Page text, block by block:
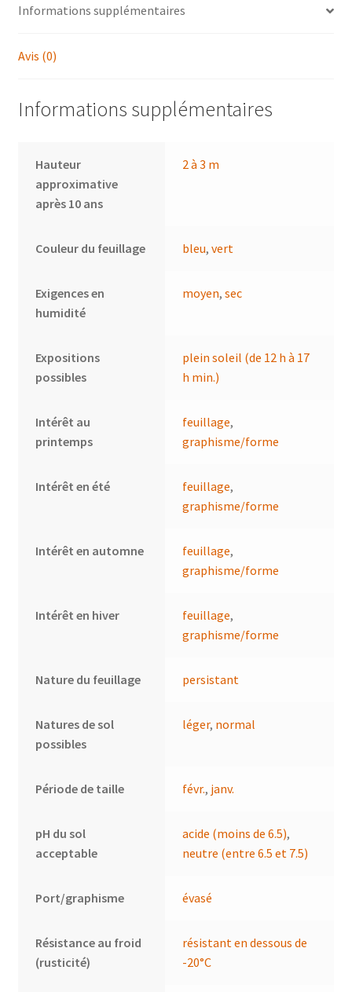
Informations supplémentaires
Avis (0)
Informations supplémentaires
Hauteur
approximative
après 10 ans
2 à 3 m
Couleur du feuillage bleu,vert
Exigences en
humidité
moyen,sec
Expositions
possibles
plein soleil (de 12 h à 17
h min.)
Intérêt au
printemps
feuillage,
graphisme/forme
Intérêt en été feuillage,
graphisme/forme
Intérêt en automne feuillage,
graphisme/forme
Intérêt en hiver feuillage,
graphisme/forme
Nature du feuillage persistant
Natures de sol
possibles
léger, normal
Période de taille févr., janv.
pH du sol
acceptable
acide (moins de 6.5),
neutre (entre 6.5 et 7.5)
Port/graphisme évasé
Résistance au froid
(rusticité)
résistant en dessous de
-20°C